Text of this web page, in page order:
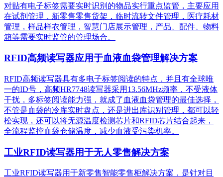
对贴有电子标签需要实时识别的物品实行重点监管，主要应用
在试剂管理，新零售零售货架，临时流转文件管理，医疗耗材
管理，样品样衣管理，智慧门店展示管理，产品、配件、物料
箱等需要实时监管的管理场合。
RFID高频读写器应用于血液血袋管理解决方案
RFID高频读写器具有多电子标签阅读的特点，并且有全球唯
一的ID号，高频HR7748读写器采用13.56MHz频率，不受液体
干扰，多标签阅读能力强，就成了血液血袋管理的最佳选择，
不管是血袋的冷库实时盘点，还是进出库识别管理，都可以轻
松实现，还可以将无源温度检测芯片和RFID芯片结合起来，
全流程监控血袋仓储温度，减少血液受污染机率。
工业RFID读写器用于无人零售解决方案
工业RFID读写器用于新零售智能零售柜解决方案，是针对目